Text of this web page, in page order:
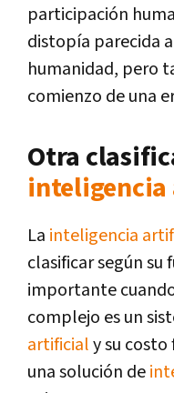
participación
distopía parecida a
humanidad, pero
comienzo de una
Otra
La inteligencia
clasificar según
importante
complejo es un
artificialy su costo
una solución de